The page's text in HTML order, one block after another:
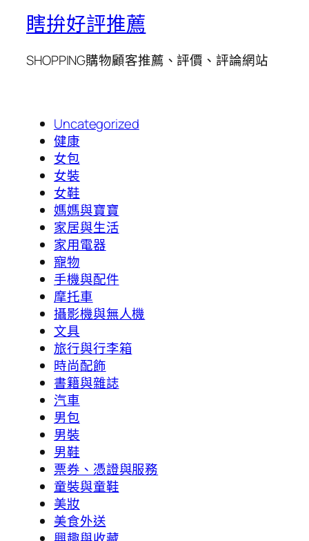
瞎拚好評推薦
SHOPPING購物顧客推薦、評價、評論網站
Uncategorized
健康
女包
女裝
女鞋
媽媽與寶寶
家居與生活
家用電器
寵物
手機與配件
摩托車
攝影機與無人機
文具
旅行與行李箱
時尚配飾
書籍與雜誌
汽車
男包
男裝
男鞋
票券、憑證與服務
童裝與童鞋
美妝
美食外送